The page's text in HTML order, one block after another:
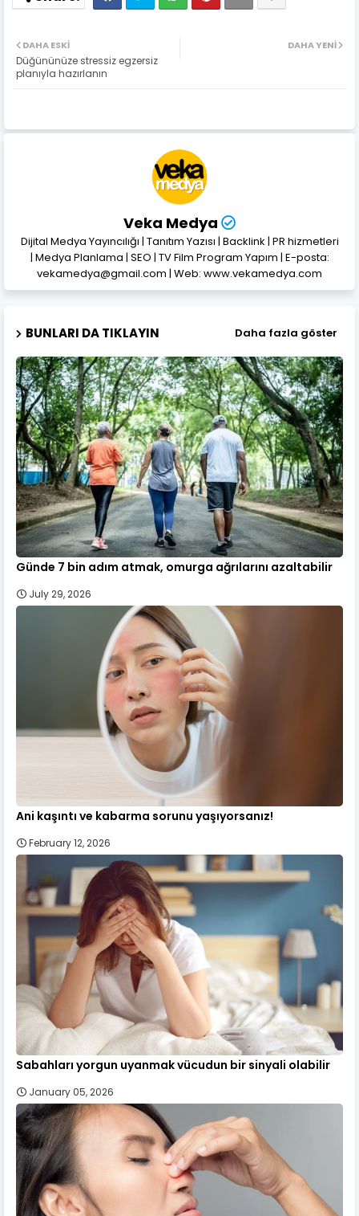
DAHA YENI
DAHA ESKI
Düğününüze stressiz egzersiz
planıyla hazırlanın
Veka Medya
Dijital Medya Yayıncılığı | Tanıtım Yazısı | Backlink | PR hizmetleri
| Medya Planlama | SEO | TV Film Program Yapım | E-posta:
vekamedya@gmail.com | Web: www.vekamedya.com
BUNLARI DA TIKLAYIN Daha fazla göster
Günde 7 bin adım atmak, omurga ağrılarını azaltabilir
July 29, 2026
Ani kaşıntı ve kabarma sorunu yaşıyorsanız!
February 12, 2026
Sabahları yorgun uyanmak vücudun bir sinyali olabilir
January 05, 2026